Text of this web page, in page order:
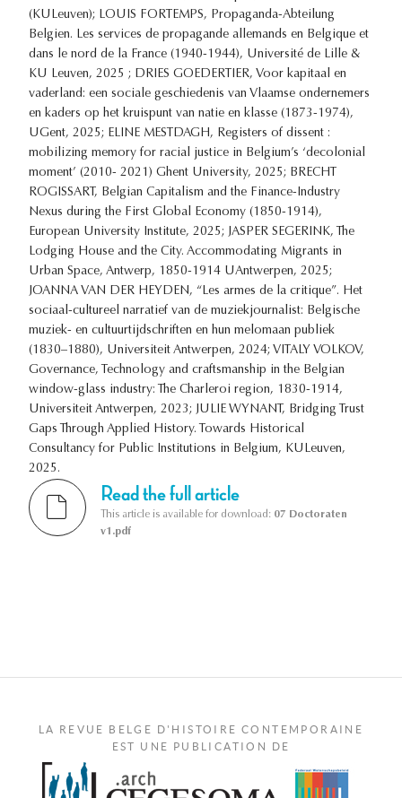
(KULeuven); LOUIS FORTEMPS, Propaganda-Abteilung
Belgien. Les services de propagande allemands en Belgique et
dans le nord de la France (1940-1944), Université de Lille &
KU Leuven, 2025 ; DRIES GOEDERTIER, Voor kapitaal en
vaderland: een sociale geschiedenis van Vlaamse ondernemers
en kaders op het kruispunt van natie en klasse (1873-1974),
UGent, 2025; ELINE MESTDAGH, Registers of dissent :
mobilizing memory for racial justice in Belgium’s ‘decolonial
moment’ (2010- 2021) Ghent University, 2025; BRECHT
ROGISSART, Belgian Capitalism and the Finance-Industry
Nexus during the First Global Economy (1850-1914),
European University Institute, 2025; JASPER SEGERINK, The
Lodging House and the City. Accommodating Migrants in
Urban Space, Antwerp, 1850-1914 UAntwerpen, 2025;
JOANNA VAN DER HEYDEN, “Les armes de la critique”. Het
sociaal-cultureel narratief van de muziekjournalist: Belgische
muziek- en cultuurtijdschriften en hun melomaan publiek
(1830–1880), Universiteit Antwerpen, 2024; VITALY VOLKOV,
Governance, Technology and craftsmanship in the Belgian
window-glass industry: The Charleroi region, 1830-1914,
Universiteit Antwerpen, 2023; JULIE WYNANT, Bridging Trust
Gaps Through Applied History. Towards Historical
Consultancy for Public Institutions in Belgium, KULeuven,
2025.
Read the full article
This article is available for download: 07 Doctoraten
v1.pdf
LA REVUE BELGE D'HISTOIRE CONTEMPORAINE
EST UNE PUBLICATION DE